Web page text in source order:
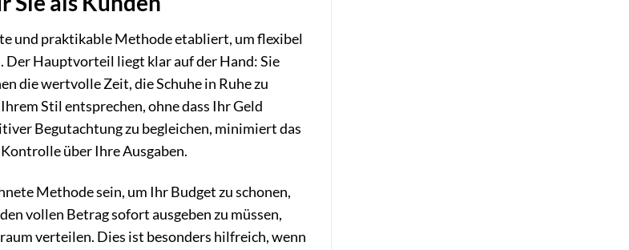
und praktikable Methode etabliert, um flexibel
Der Hauptvorteil liegt klar auf der Hand: Sie
die wertvolle Zeit, die Schuhe in Ruhe zu
Stil entsprechen, ohne dass Ihr Geld
Begutachtung zu begleichen, minimiert das
über Ihre Ausgaben.
Methode sein, um Ihr Budget zu schonen,
vollen Betrag sofort ausgeben zu müssen,
verteilen. Dies ist besonders hilfreich, wenn